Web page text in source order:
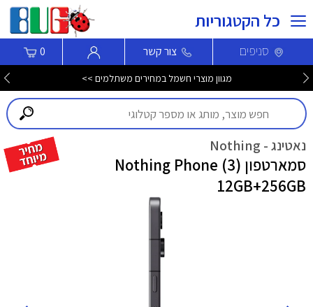
כל הקטגוריות
סניפים צור קשר 0
מגוון שואבים שוטפים חכמים ROBOROCK במחירי קיץ! >>>
נאטינג - Nothing
סמארטפון Nothing Phone (3)
12GB+256GB